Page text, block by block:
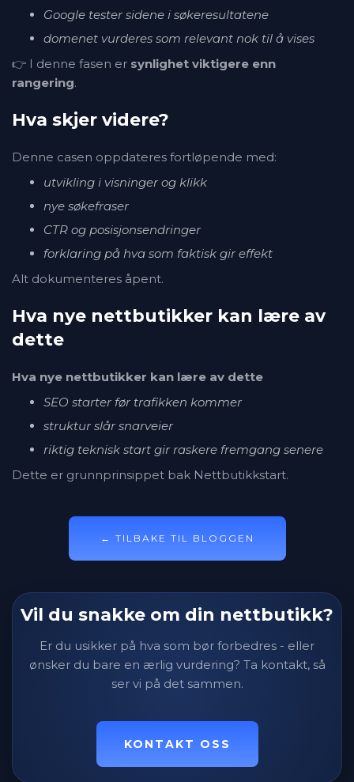
Google tester sidene i søkeresultatene
domenet vurderes som relevant nok til å vises
👉 I denne fasen er synlighet viktigere enn
rangering.
Hva skjer videre?
Denne casen oppdateres fortløpende med:
utvikling i visninger og klikk
nye søkefraser
CTR og posisjonsendringer
forklaring på hva som faktisk gir effekt
Alt dokumenteres åpent.
Hva nye nettbutikker kan lære av
dette
Hva nye nettbutikker kan lære av dette
SEO starter før trafikken kommer
struktur slår snarveier
riktig teknisk start gir raskere fremgang senere
Dette er grunnprinsippet bak Nettbutikkstart.
← TILBAKE TIL BLOGGEN
Vil du snakke om din nettbutikk?
Er du usikker på hva som bør forbedres - eller
ønsker du bare en ærlig vurdering? Ta kontakt, så
ser vi på det sammen.
KONTAKT OSS